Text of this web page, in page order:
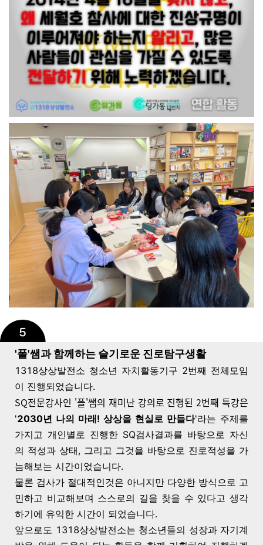
'폴'쌤과 함께하는 슬기로운 진로탐구생활
1318상상발전소 청소년 자치활동기구 2번째 전체모임
이 진행되었습니다.
SQ전문강사인 '폴'쌤의 재미난 강의로 진행된 2번째 특강은
'2030년 나의 마래! 상상을 현실로 만들다'라는 주제를
가지고 개인별로 진행한 SQ검사결과를 바탕으로 자신
의 적성과 상태, 그리고 그것을 바탕으로 진로적성을 가
늠해보는 시간이었습니다.
물론 검사가 절대적인것은 아니지만 다양한 방식으로 고
민하고 비교해보며 스스로의 길을 찾을 수 있다고 생각
하기에 유익한 시간이 되었습니다.
앞으로도 1318상상발전소는 청소년들의 성장과 자기계